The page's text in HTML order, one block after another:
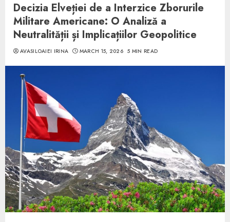
Decizia Elveției de a Interzice Zborurile
Militare Americane: O Analiză a
Neutralității și Implicațiilor Geopolitice
AVASILOAIEI IRINA MARCH 15, 2026 5 MIN READ